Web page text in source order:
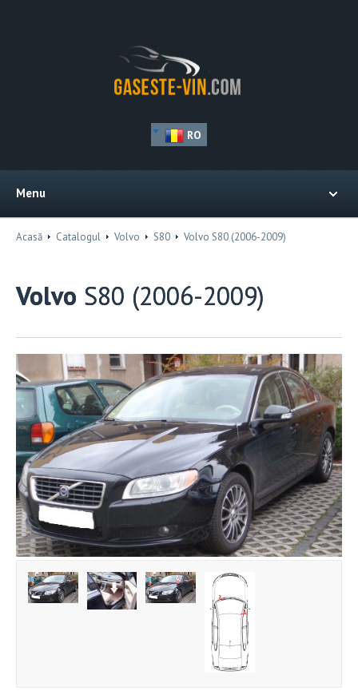
RO
Menu
Acasă Catalogul Volvo S80 Volvo S80 (2006-2009)
Volvo S80 (2006-2009)